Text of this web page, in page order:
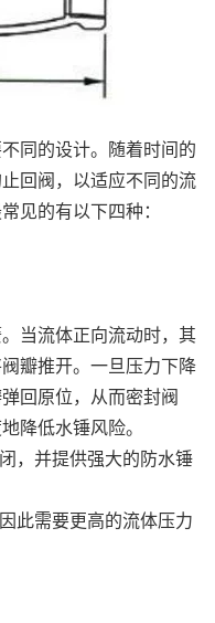
同的设计。随着时间的
回阀，以适应不同的流
见的有以下四种：
当流体正向流动时，其
瓣推开。一旦压力下降
回原位，从而密封阀
降低水锤风险。
，并提供强大的防水锤
此需要更高的流体压力